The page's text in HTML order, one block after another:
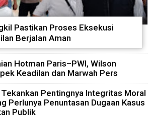
Pastikan Proses Eksekusi
Berjalan Aman
Hotman Paris–PWI, Wilson
Keadilan dan Marwah Pers
Pentingnya Integritas Moral
Perlunya Penuntasan Dugaan Kasus
Publik